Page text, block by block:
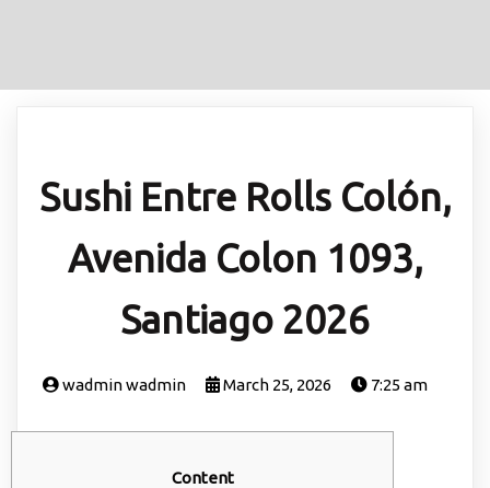
Sushi Entre Rolls Colón,
Avenida Colon 1093,
Santiago 2026
wadmin wadmin March 25, 2026 7:25 am
Content